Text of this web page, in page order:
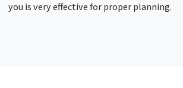
you is very effective for proper planning.